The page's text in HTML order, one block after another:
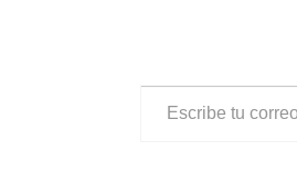
Escribe tu correo electrónico…